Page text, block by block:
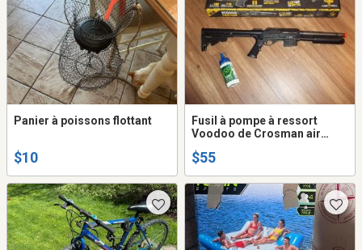
Panier à poissons flottant
$10
Fusil à pompe à ressort
Voodoo de Crosman air
$55